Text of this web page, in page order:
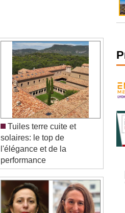
Tuiles terre cuite et
solaires: le top de
l'élégance et de la
performance